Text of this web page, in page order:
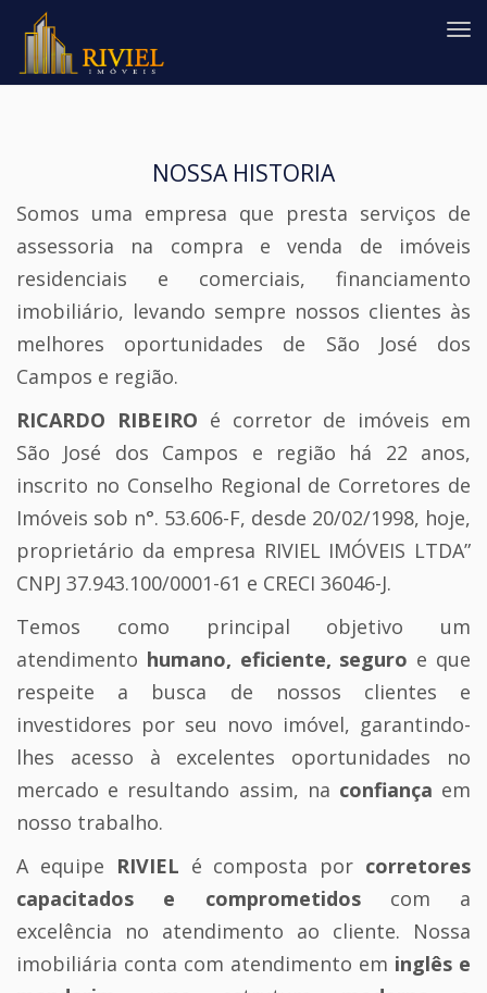
#
NOSSA HISTORIA
Somos uma empresa que presta serviços de
assessoria na compra e venda de imóveis
residenciais e comerciais, financiamento
imobiliário, levando sempre nossos clientes às
melhores oportunidades de São José dos
Campos e região.
RICARDO RIBEIRO é corretor de imóveis em
São José dos Campos e região há 22 anos,
inscrito no Conselho Regional de Corretores de
Imóveis sob n°. 53.606-F, desde 20/02/1998, hoje,
proprietário da empresa RIVIEL IMÓVEIS LTDA”
CNPJ 37.943.100/0001-61 e CRECI 36046-J.
Temos como principal objetivo um
atendimento humano, eficiente, seguro e que
respeite a busca de nossos clientes e
investidores por seu novo imóvel, garantindo-
lhes acesso à excelentes oportunidades no
mercado e resultando assim, na confiança em
nosso trabalho.
A equipe RIVIEL é composta por corretores
capacitados e comprometidoscom a
excelência no atendimento ao cliente. Nossa
imobiliária conta com atendimento em inglês e